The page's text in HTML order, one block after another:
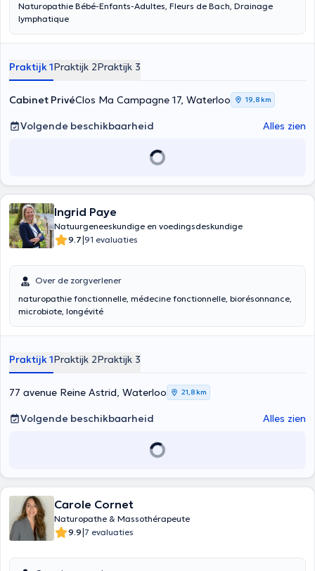
Naturopathie Bébé-Enfants-Adultes, Fleurs de Bach, Drainage
lymphatique
Praktijk 1Praktijk 2Praktijk 3
Cabinet PrivéClos Ma Campagne 17, Waterloo 19,8 km
Volgende beschikbaarheid Alles zien
Ingrid Paye
Natuurgeneeskundige en voedingsdeskundige
9.7|91 evaluaties
Over de zorgverlener
naturopathie fonctionnelle, médecine fonctionnelle, biorésonnance,
microbiote, longévité
Praktijk 1Praktijk 2Praktijk 3
77 avenue Reine Astrid, Waterloo 21,8 km
Volgende beschikbaarheid Alles zien
Carole Cornet
Naturopathe & Massothérapeute
9.9|7 evaluaties